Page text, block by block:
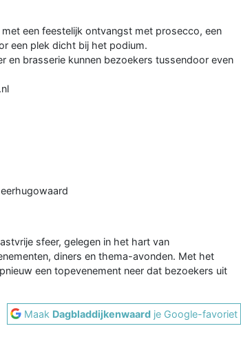
een feestelijk ontvangst met prosecco, een
een plek dicht bij het podium.
en brasserie kunnen bezoekers tussendoor even
sfeer, gelegen in het hart van
diners en thema-avonden. Met het
een topevenement neer dat bezoekers uit
Maak Dagbladdijkenwaard je Google-favoriet